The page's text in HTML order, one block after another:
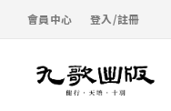
會員中心 登入/註冊